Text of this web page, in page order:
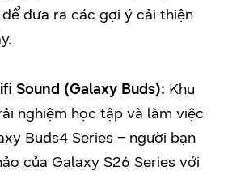
đưa ra các gợi ý cải thiện
Sound (Galaxy Buds): Khu
nghiệm học tập và làm việc
Buds4 Series – người bạn
của Galaxy S26 Series với